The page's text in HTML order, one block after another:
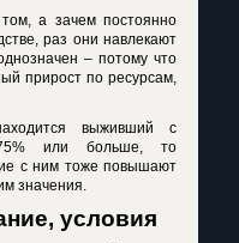
а зачем постоянно
раз они навлекают
– потому что
прирост по ресурсам,
выживший с
75% или больше, то
с ним тоже повышают
значения.
условия